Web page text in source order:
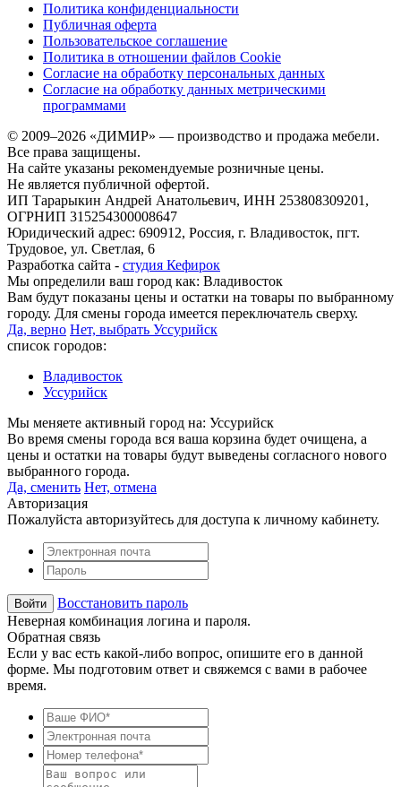
Политика конфиденциальности
Публичная оферта
Пользовательское соглашение
Политика в отношении файлов Cookie
Согласие на обработку персональных данных
Согласие на обработку данных метрическими
программами
© 2009–2026 «ДИМИР» — производство и продажа мебели.
Все права защищены.
На сайте указаны рекомендуемые розничные цены.
Не является публичной офертой.
ИП Тарарыкин Андрей Анатольевич, ИНН 253808309201,
ОГРНИП 315254300008647
Юридический адрес: 690912, Россия, г. Владивосток, пгт.
Трудовое, ул. Светлая, 6
Разработка сайта - студия Кефирок
Мы определили ваш город как: Владивосток
Вам будут показаны цены и остатки на товары по выбранному
городу. Для смены города имеется переключатель сверху.
Да, верно Нет, выбрать Уссурийск
список городов:
Владивосток
Уссурийск
Мы меняете активный город на: Уссурийск
Во время смены города вся ваша корзина будет очищена, а
цены и остатки на товары будут выведены согласного нового
выбранного города.
Да, сменить Нет, отмена
Авторизация
Пожалуйста авторизуйтесь для доступа к личному кабинету.
Восстановить пароль
Неверная комбинация логина и пароля.
Обратная связь
Если у вас есть какой-либо вопрос, опишите его в данной
форме. Мы подготовим ответ и свяжемся с вами в рабочее
время.